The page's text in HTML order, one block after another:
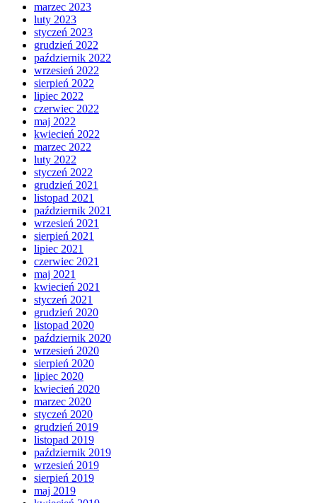
marzec 2023
luty 2023
styczeń 2023
grudzień 2022
październik 2022
wrzesień 2022
sierpień 2022
lipiec 2022
czerwiec 2022
maj 2022
kwiecień 2022
marzec 2022
luty 2022
styczeń 2022
grudzień 2021
listopad 2021
październik 2021
wrzesień 2021
sierpień 2021
lipiec 2021
czerwiec 2021
maj 2021
kwiecień 2021
styczeń 2021
grudzień 2020
listopad 2020
październik 2020
wrzesień 2020
sierpień 2020
lipiec 2020
kwiecień 2020
marzec 2020
styczeń 2020
grudzień 2019
listopad 2019
październik 2019
wrzesień 2019
sierpień 2019
maj 2019